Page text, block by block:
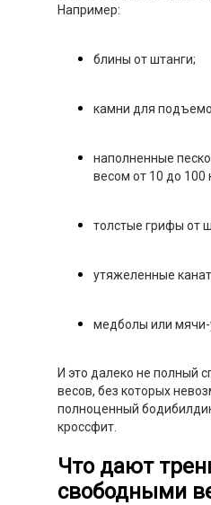
Например:
блины от штанги;
камни для
наполненные
весом от 10 до 100
толстые грифы от
утяжеленные
медболы или мячи-
И это далеко не полный
весов, без которых
полноценный
кроссфит.
Что дают
свободными